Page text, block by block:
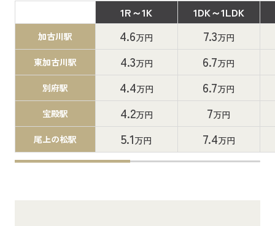
1R～1K 1DK～1LDK
加古川駅 4.6万円 7.3万円
東加古川駅 4.3万円 6.7万円
別府駅 4.4万円 6.7万円
宝殿駅 4.2万円 7万円
尾上の松駅 5.1万円 7.4万円